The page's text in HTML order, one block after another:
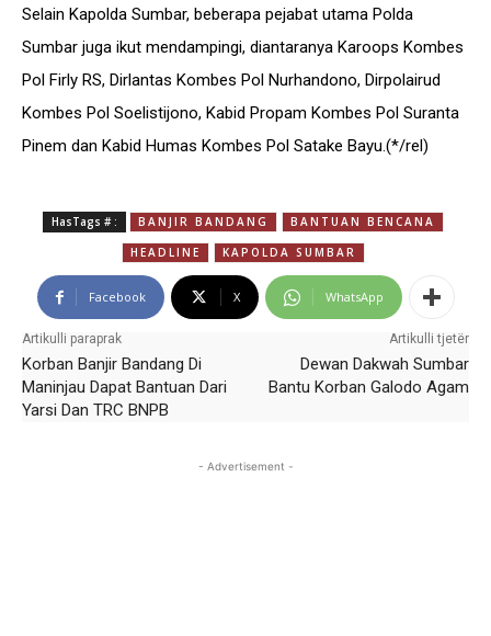
Selain Kapolda Sumbar, beberapa pejabat utama Polda
Sumbar juga ikut mendampingi, diantaranya Karoops Kombes
Pol Firly RS, Dirlantas Kombes Pol Nurhandono, Dirpolairud
Kombes Pol Soelistijono, Kabid Propam Kombes Pol Suranta
Pinem dan Kabid Humas Kombes Pol Satake Bayu.(*/rel)
HasTags # : BANJIR BANDANG
BANTUAN BENCANA
HEADLINE
KAPOLDA SUMBAR
Facebook X WhatsApp
Artikulli paraprak
Korban Banjir Bandang Di
Maninjau Dapat Bantuan Dari
Yarsi Dan TRC BNPB
Artikulli tjetër
Dewan Dakwah Sumbar
Bantu Korban Galodo Agam
- Advertisement -